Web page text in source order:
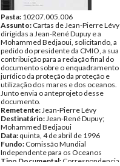
Pasta: 10207.005.006
Assunto: Cartas de Jean-Pierre Lévy
dirigidas a Jean-René Dupuy e a
Mohammed Bedjaoui, solicitando, a
pedido do presidente da CMIO, a sua
contribuição para a redação final do
documento sobre o enquadramento
jurídico da proteção da proteção e
utilização dos mares e dos oceanos.
Junto envia o anteprojeto desse
documento.
Remetente:Jean-Pierre Lévy
Destinatário:Jean-René Dupuy;
Mohammed Bedjaoui
Data: quinta, 4 de abril de 1996
Fundo: Comissão Mundial
Independente para os Oceanos
Tipo Documental: Correspondencia